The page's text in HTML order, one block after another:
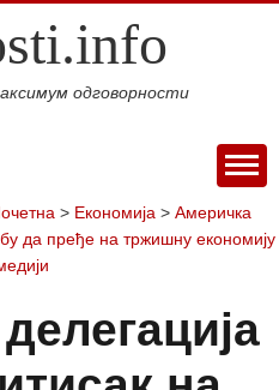
одговорности
> Економија > Америчка
да пређе на тржишну економију